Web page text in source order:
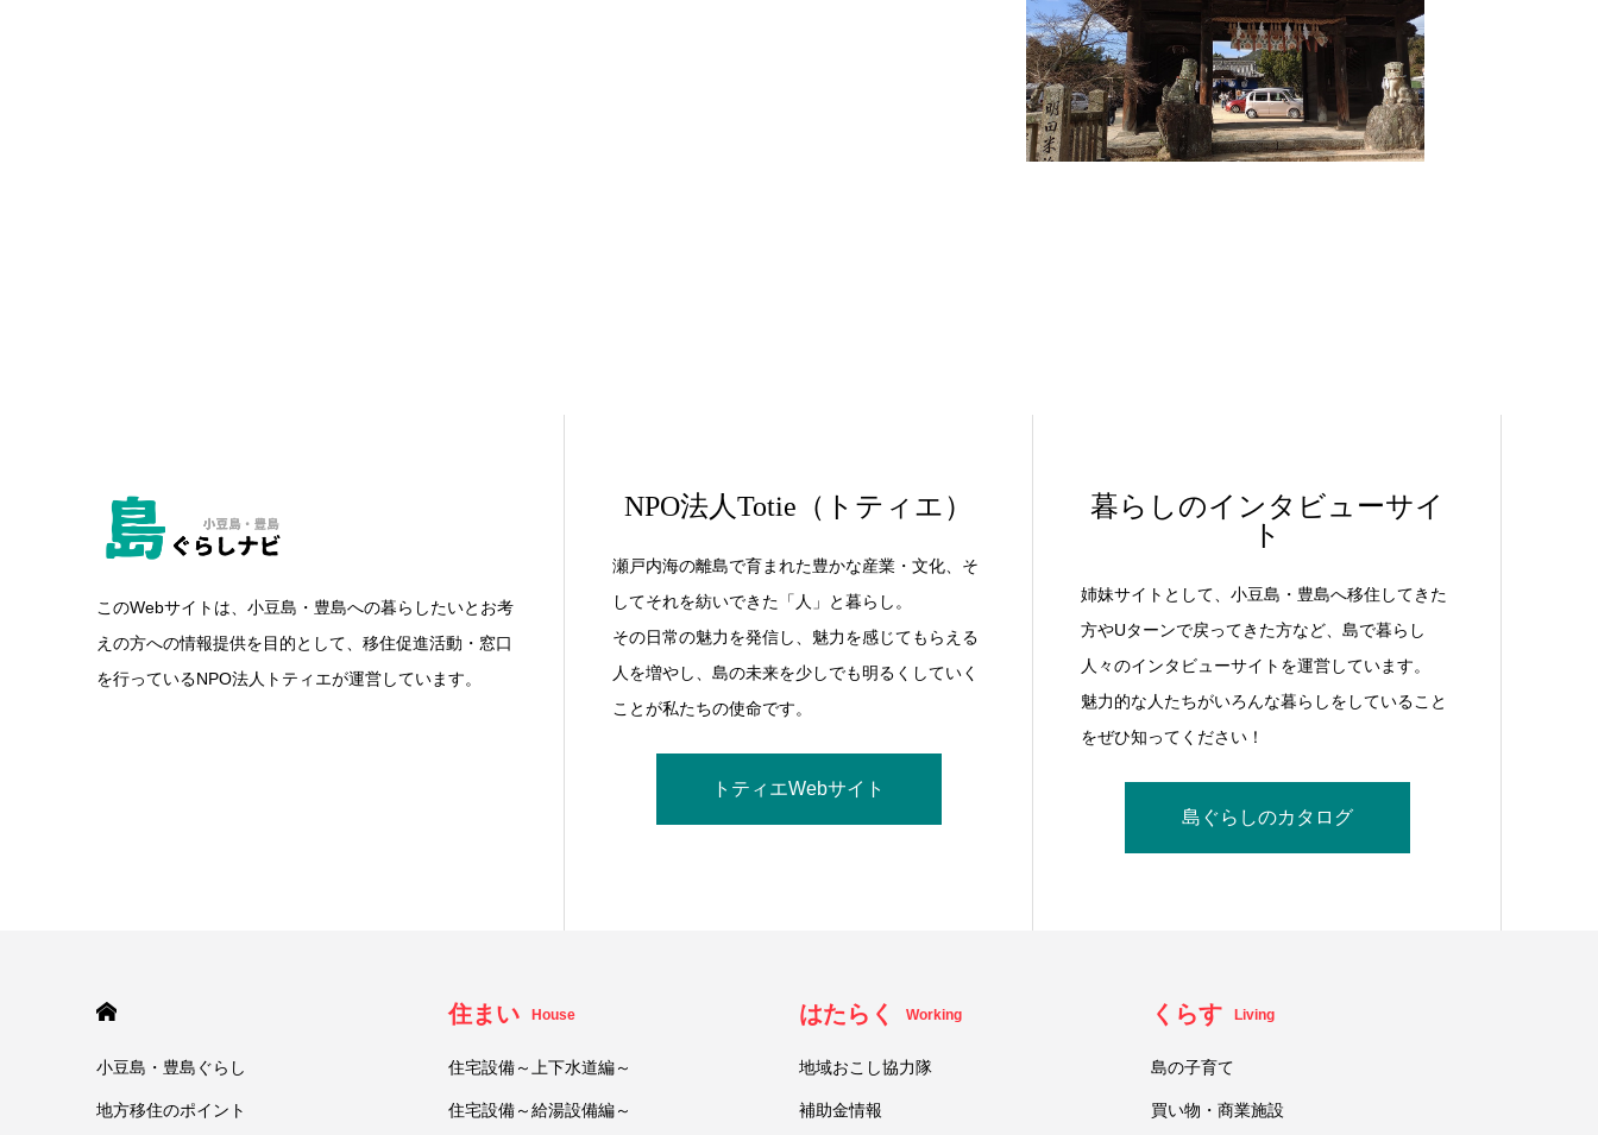
このWebサイトは、小豆島・豊島への暮らしたいとお考
えの方への情報提供を目的として、移住促進活動・窓口
を行っているNPO法人トティエが運営しています。
NPO法人Totie（トティエ）
瀬戸内海の離島で育まれた豊かな産業・文化、そ
してそれを紡いできた「人」と暮らし。
その日常の魅力を発信し、魅力を感じてもらえる
人を増やし、島の未来を少しでも明るくしていく
ことが私たちの使命です。
トティエWebサイト
暮らしのインタビューサイ
ト
姉妹サイトとして、小豆島・豊島へ移住してきた
方やUターンで戻ってきた方など、島で暮らし
人々のインタビューサイトを運営しています。
魅力的な人たちがいろんな暮らしをしていること
をぜひ知ってください！
島ぐらしのカタログ
小豆島・豊島ぐらし
地方移住のポイント
住まい House
住宅設備～上下水道編～
住宅設備～給湯設備編～
はたらく Working
地域おこし協力隊
補助金情報
くらす Living
島の子育て
買い物・商業施設